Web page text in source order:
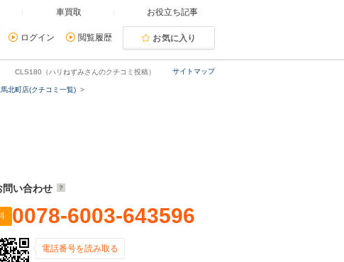
車買取 お役立ち記事
ログイン 閲覧履歴 お気に入り
サイトマップ
CLS180（ハリねずみさんのクチコミ投稿）
北町店(クチコミ一覧)
問い合わせ
0078-6003-643596
電話番号を読み取る